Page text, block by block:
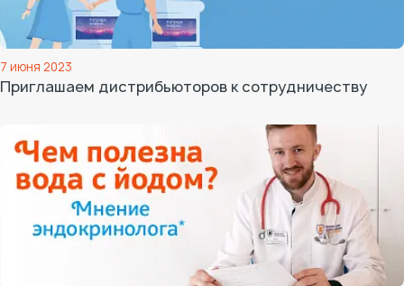
7 июня 2023
Приглашаем дистрибьюторов к сотрудничеству